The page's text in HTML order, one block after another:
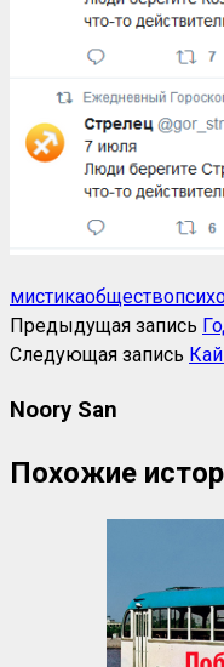
мистикаобщество
Предыдущая запись
Следующая запись
Noory San
Похожие